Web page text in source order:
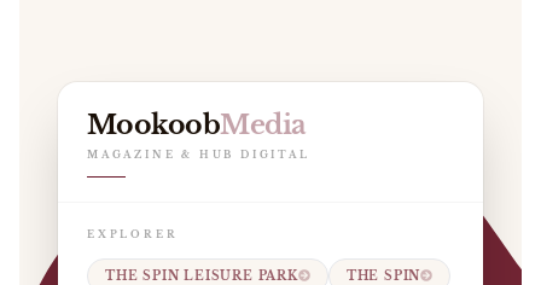
MookoobMedia
MAGAZINE & HUB DIGITAL
EXPLORER
THE SPIN LEISURE PARK THE SPIN